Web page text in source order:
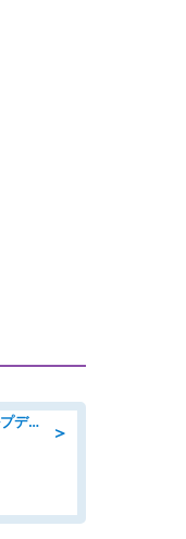
＞
8月開始/外資系保険業界でのITヘルプデスク業務/駅近/即日勤務可/ヘルプデスク